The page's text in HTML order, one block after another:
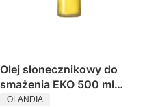
Olej słonecznikowy do
smażenia EKO 500 ml
Olandia
PRODUCENT
OLANDIA